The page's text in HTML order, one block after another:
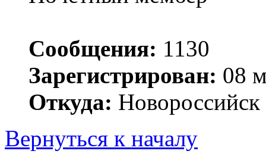
Сообщения: 1130
Зарегистрирован: 08
Откуда: Новороссийск
Вернуться к началу